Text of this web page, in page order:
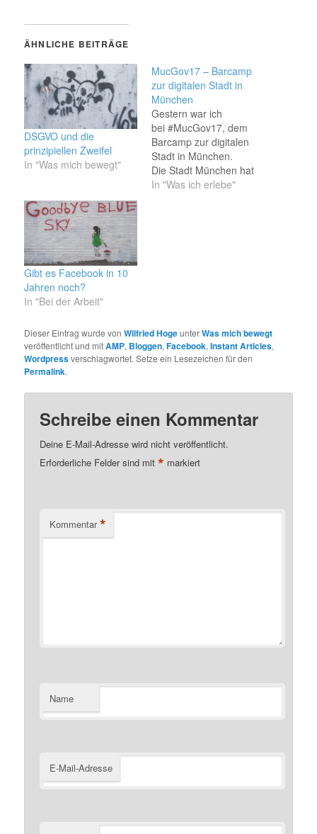
ÄHNLICHE BEITRÄGE
DSGVO und die
prinzipiellen Zweifel
In "Was mich bewegt"
MucGov17 – Barcamp
zur digitalen Stadt in
München
Gestern war ich
bei #MucGov17, dem
Barcamp zur digitalen
Stadt in München.
Die Stadt München hat
dieses Barcamp
angemeldet, aber
geschätzt waren etwas
50% das…
In "Was ich erlebe"
Gibt es Facebook in 10
Jahren noch?
In "Bei der Arbeit"
Dieser Eintrag wurde vonWilfried HogeunterWas mich bewegt
veröffentlicht und mitAMP, Bloggen,Facebook,Instant Articles,
Wordpressverschlagwortet. Setze ein Lesezeichen für den
Permalink.
Schreibe einen Kommentar
Deine E-Mail-Adresse wird nicht veröffentlicht.
Erforderliche Felder sind mit* markiert
Kommentar *
Name
E-Mail-Adresse